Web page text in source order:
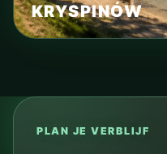
KRYSPINÓW
PLAN JE VERBLIJF